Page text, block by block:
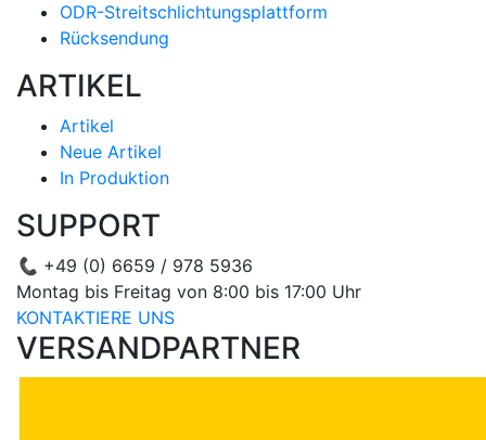
ODR-Streitschlichtungsplattform
Rücksendung
ARTIKEL
Artikel
Neue Artikel
In Produktion
SUPPORT
📞 +49 (0) 6659 / 978 5936
Montag bis Freitag von 8:00 bis 17:00 Uhr
KONTAKTIERE UNS
VERSANDPARTNER